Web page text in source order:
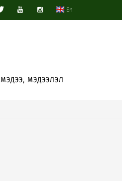
En
МЭДЭЭ, МЭДЭЭЛЭЛ